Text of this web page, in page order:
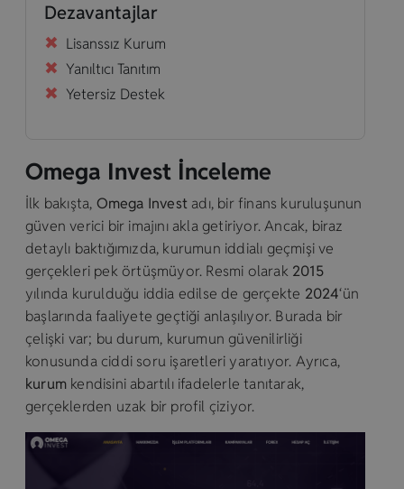
Dezavantajlar
Lisanssız Kurum
Yanıltıcı Tanıtım
Yetersiz Destek
Omega Invest İnceleme
İlk bakışta, Omega Invest adı, bir finans kuruluşunun
güven verici bir imajını akla getiriyor. Ancak, biraz
detaylı baktığımızda, kurumun iddialı geçmişi ve
gerçekleri pek örtüşmüyor. Resmi olarak 2015
yılında kurulduğu iddia edilse de gerçekte 2024‘ün
başlarında faaliyete geçtiği anlaşılıyor. Burada bir
çelişki var; bu durum, kurumun güvenilirliği
konusunda ciddi soru işaretleri yaratıyor. Ayrıca,
kurum kendisini abartılı ifadelerle tanıtarak,
gerçeklerden uzak bir profil çiziyor.